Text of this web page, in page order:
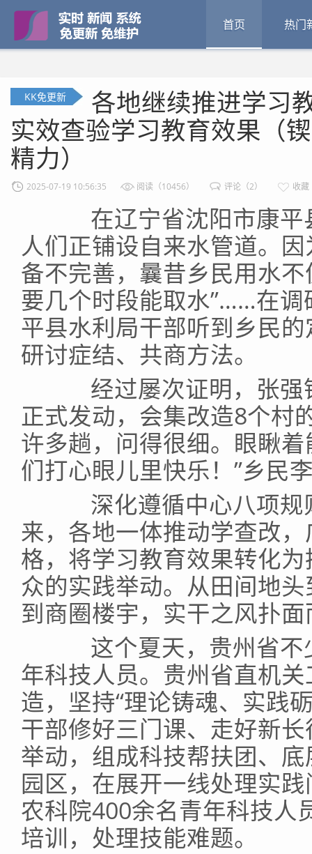
首页 热门
KK免更新
各地继续推进学
实效查验学习教育效果（
精力）
2025-07-19 10:56:35 阅读（10456） 评论（2） 收藏
在辽宁省沈阳市康平
人们正铺设自来水管道。
备不完善，曩昔乡民用水
要几个时段能取水”……在调
平县水利局干部听到乡民
研讨症结、共商方法。
经过屡次证明，张强
正式发动，会集改造8个村
许多趟，问得很细。眼瞅
们打心眼儿里快乐！”乡民
深化遵循中心八项规
来，各地一体推动学查改
格，将学习教育效果转化
众的实践举动。从田间地
到商圈楼宇，实干之风扑
这个夏天，贵州省不
年科技人员。贵州省直机
造，坚持“理论铸魂、实践
干部修好三门课、走好新
举动，组成科技帮扶团、
园区，在展开一线处理实
农科院400余名青年科技人
培训，处理技能难题。